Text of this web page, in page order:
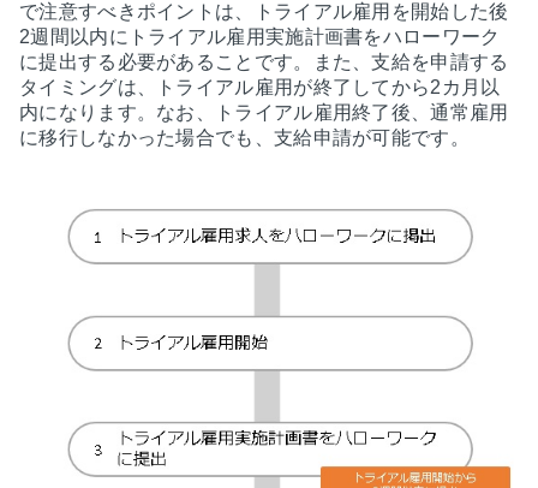
で注意すべきポイントは、トライアル雇用を開始した後
2週間以内にトライアル雇用実施計画書をハローワーク
に提出する必要があることです。また、支給を申請する
タイミングは、トライアル雇用が終了してから2カ月以
内になります。なお、トライアル雇用終了後、通常雇用
に移行しなかった場合でも、支給申請が可能です。